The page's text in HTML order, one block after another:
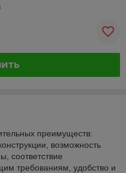
преимуществ:
возможность
соответствие
требованиям, удобство и